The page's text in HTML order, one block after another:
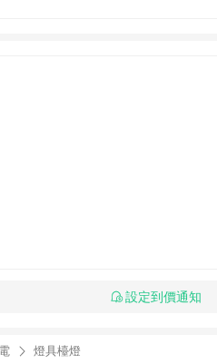
設定到價通知
燈具檯燈